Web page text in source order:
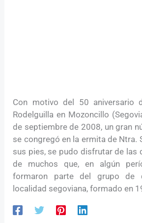
Con motivo del 50 aniversario
Rodelguilla en Mozoncillo
de septiembre de 2008, un gran
se congregó en la ermita de Ntra.
sus pies, se pudo disfrutar de las
de muchos que, en algún
formaron parte del grupo de
localidad segoviana, formado en